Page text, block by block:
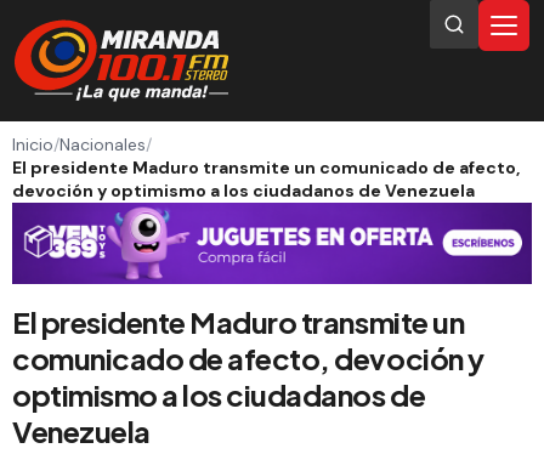
Inicio/Nacionales/
El presidente Maduro transmite un comunicado de afecto,
devoción y optimismo a los ciudadanos de Venezuela
El presidente Maduro transmite un
comunicado de afecto, devoción y
optimismo a los ciudadanos de
Venezuela